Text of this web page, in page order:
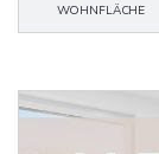
WOHNFLÄCHE